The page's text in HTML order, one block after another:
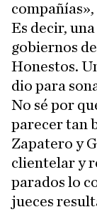
Es decir,
gobiernos
Honestos.
dio para
No sé por
parecer tan
Zapatero y
clientelar y
parados lo
jueces